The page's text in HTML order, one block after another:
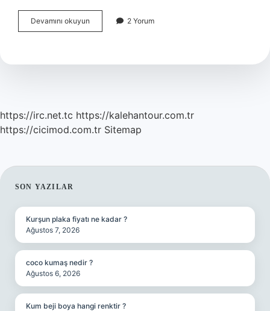
Devamını okuyun
Borusu
2 Yorum
https://irc.net.tc https://kalehantour.com.tr
https://cicimod.com.tr Sitemap
SIDEBAR
SON YAZILAR
Kurşun plaka fiyatı ne kadar ?
Ağustos 7, 2026
coco kumaş nedir ?
Ağustos 6, 2026
Kum beji boya hangi renktir ?